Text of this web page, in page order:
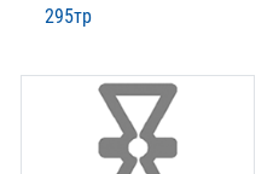
295тр